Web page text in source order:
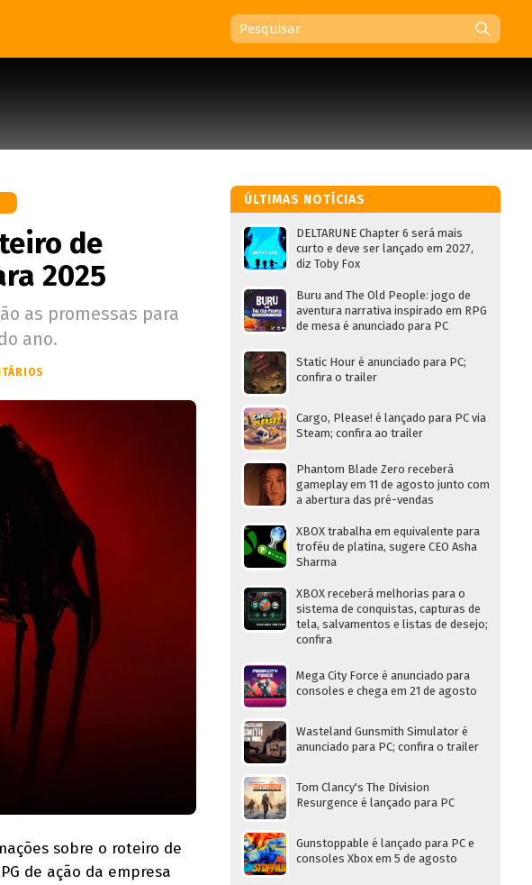
de
2025
as promessas para
ano.
sobre o roteiro de
de ação da empresa
ÚLTIMAS NOTÍCIAS
DELTARUNE Chapter 6 será mais
curto e deve ser lançado em 2027,
diz Toby Fox
Buru and The Old People: jogo de
aventura narrativa inspirado em RPG
de mesa é anunciado para PC
Static Hour é anunciado para PC;
confira o trailer
Cargo, Please! é lançado para PC via
Steam; confira ao trailer
Phantom Blade Zero receberá
gameplay em 11 de agosto junto com
a abertura das pré-vendas
XBOX trabalha em equivalente para
troféu de platina, sugere CEO Asha
Sharma
XBOX receberá melhorias para o
sistema de conquistas, capturas de
tela, salvamentos e listas de desejo;
confira
Mega City Force é anunciado para
consoles e chega em 21 de agosto
Wasteland Gunsmith Simulator é
anunciado para PC; confira o trailer
Tom Clancy's The Division
Resurgence é lançado para PC
Gunstoppable é lançado para PC e
consoles Xbox em 5 de agosto